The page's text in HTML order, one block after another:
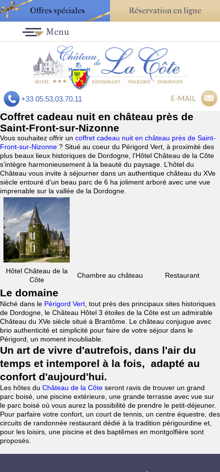
Offres spéciales Réservation en ligne
+33 05.53.03.70.11 E-MAIL
Menu
Coffret cadeau nuit en château près de
Saint-Front-sur-Nizonne
Vous souhaitez offrir un coffret cadeau nuit en château près de Saint-
Front-sur-Nizonne ? Situé au coeur du Périgord Vert, à proximité des
plus beaux lieux historiques de Dordogne, l’Hôtel Château de la Côte
s’intègre harmonieusement à la beauté du paysage. L’hôtel du
Château vous invite à séjourner dans un authentique château du XVe
siècle entouré d’un beau parc de 6 ha joliment arboré avec une vue
imprenable sur la vallée de la Dordogne.
Hôtel Château de la
Côte
Chambre au château Restaurant
Le domaine
Niché dans le Périgord Vert , tout près des principaux sites historiques
de Dordogne, le Château Hôtel 3 étoiles de la Côte est un admirable
Château du XVe siècle situé à Brantôme. Le château conjugue avec
brio authenticité et simplicité pour faire de votre séjour dans le
Périgord, un moment inoubliable.
Un art de vivre d'autrefois, dans l'air du
temps et intemporel à la fois, adapté au
confort d'aujourd'hui.
Les hôtes du Château de la Côte seront ravis de trouver un grand
parc boisé, une piscine extérieure, une grande terrasse avec vue sur
le parc boisé où vous aurez la possibilité de prendre le petit-déjeuner.
Pour parfaire votre confort, un court de tennis, un centre équestre, des
circuits de randonnée restaurant dédié à la tradition périgourdine et,
pour les loisirs, une piscine et des baptêmes en montgolfière sont
proposés.